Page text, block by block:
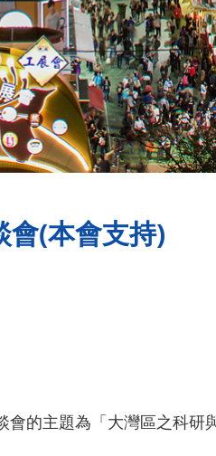
會(本會支持)
的主題為「大灣區之科研